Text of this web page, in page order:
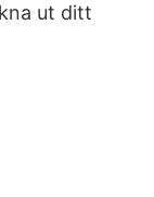
ut ditt